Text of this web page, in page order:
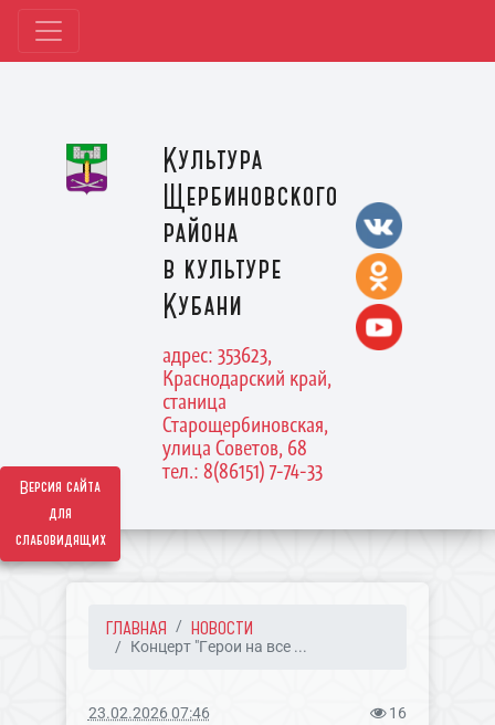
Версия сайта
для
слабовидящих
Культура
Щербиновского
района
в культуре
Кубани
адрес: 353623,
Краснодарский край,
станица
Старощербиновская,
улица Советов, 68
тел.: 8(86151) 7-74-33
ГЛАВНАЯ НОВОСТИ
Концерт "Герои на все ...
23.02.2026 07:46 16